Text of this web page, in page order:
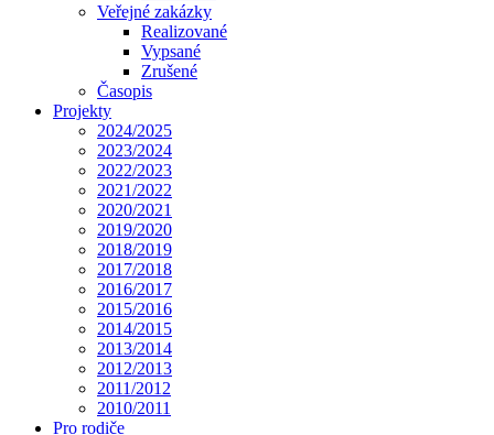
Veřejné zakázky
Realizované
Vypsané
Zrušené
Časopis
Projekty
2024/2025
2023/2024
2022/2023
2021/2022
2020/2021
2019/2020
2018/2019
2017/2018
2016/2017
2015/2016
2014/2015
2013/2014
2012/2013
2011/2012
2010/2011
Pro rodiče